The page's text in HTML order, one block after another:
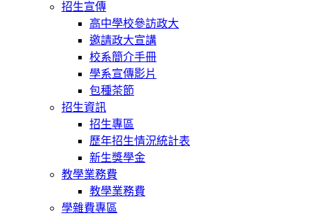
招生宣傳
高中學校參訪政大
邀請政大宣講
校系簡介手冊
學系宣傳影片
包種茶節
招生資訊
招生專區
歷年招生情況統計表
新生獎學金
教學業務費
教學業務費
學雜費專區